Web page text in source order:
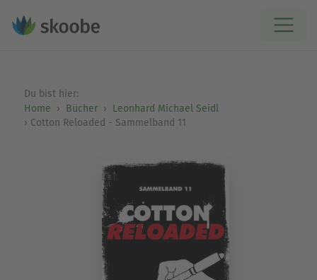
Du bist hier:
Home
Bücher
Leonhard Michael Seidl
Cotton Reloaded - Sammelband 11